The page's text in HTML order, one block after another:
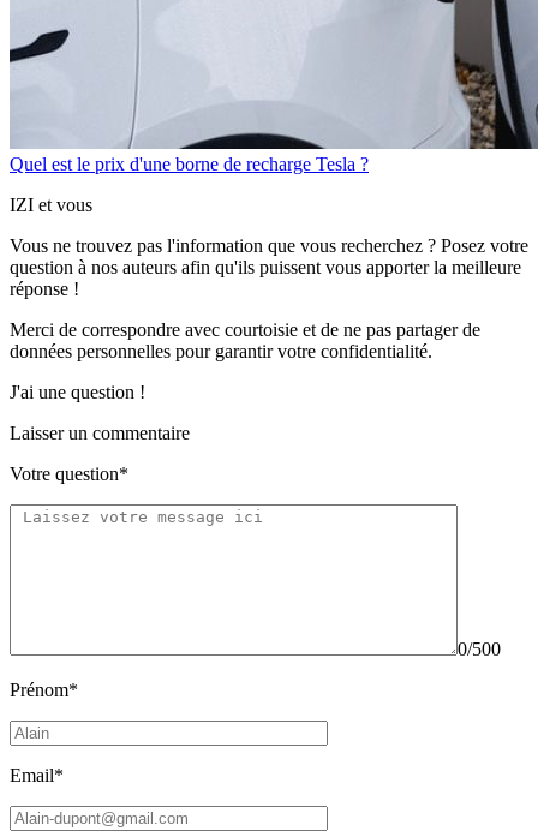
Quel est le prix d'une borne de recharge Tesla ?
IZI et vous
Vous ne trouvez pas l'information que vous recherchez ? Posez votre
question à nos auteurs afin qu'ils puissent vous apporterla meilleure
réponse !
Merci de correspondre avec courtoisie et de ne pas partagerde
données personnelles pour garantir votre confidentialité.
J'ai une question !
Laisser un commentaire
Votre question*
0/500
Prénom*
Email*